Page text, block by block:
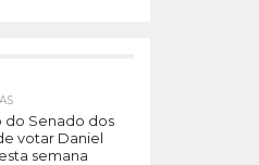
do Senado dos
votar Daniel
semana